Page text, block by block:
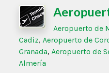
Aeropuerto de
Cadiz, Aeropuerto de
Granada, Aeropuerto de
Almería